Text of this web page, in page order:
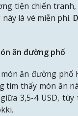
tiện chiến tranh,
là vé miễn phí.
ăn đường phố
ăn đường phố
tìm thấy món ăn
3,5-4 USD,